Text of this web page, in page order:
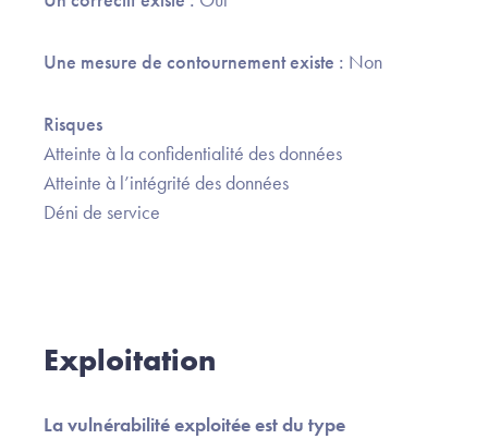
Une mesure de contournement existe : Non
Risques
Atteinte à la confidentialité des données
Atteinte à l’intégrité des données
Déni de service
Exploitation
La vulnérabilité exploitée est du type